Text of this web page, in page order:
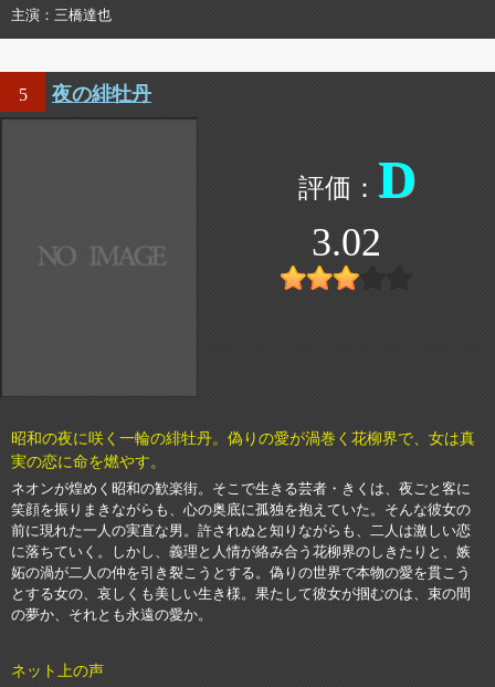
主演 三橋達也
5 夜の緋牡丹
D
3.02
昭和の夜に咲く一輪の緋牡丹。偽りの愛が渦巻く花柳界で、女は真
実の恋に命を燃やす。
ネオンが煌めく昭和の歓楽街。そこで生きる芸者・きくは、夜ごと客に
笑顔を振りまきながらも、心の奥底に孤独を抱えていた。そんな彼女の
前に現れた一人の実直な男。許されぬと知りながらも、二人は激しい恋
に落ちていく。しかし、義理と人情が絡み合う花柳界のしきたりと、嫉
妬の渦が二人の仲を引き裂こうとする。偽りの世界で本物の愛を貫こう
とする女の、哀しくも美しい生き様。果たして彼女が掴むのは、束の間
の夢か、それとも永遠の愛か。
ネット上の声